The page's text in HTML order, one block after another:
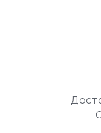
Юридические